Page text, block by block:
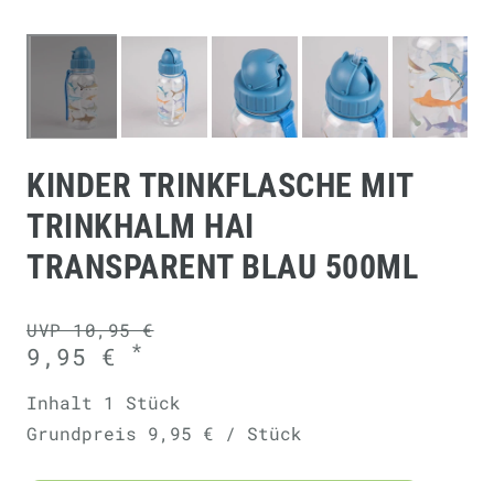
KINDER TRINKFLASCHE MIT
TRINKHALM HAI
TRANSPARENT BLAU 500ML
UVP 10,95 €
9,95 € *
Inhalt 1 Stück
Grundpreis 9,95 € / Stück